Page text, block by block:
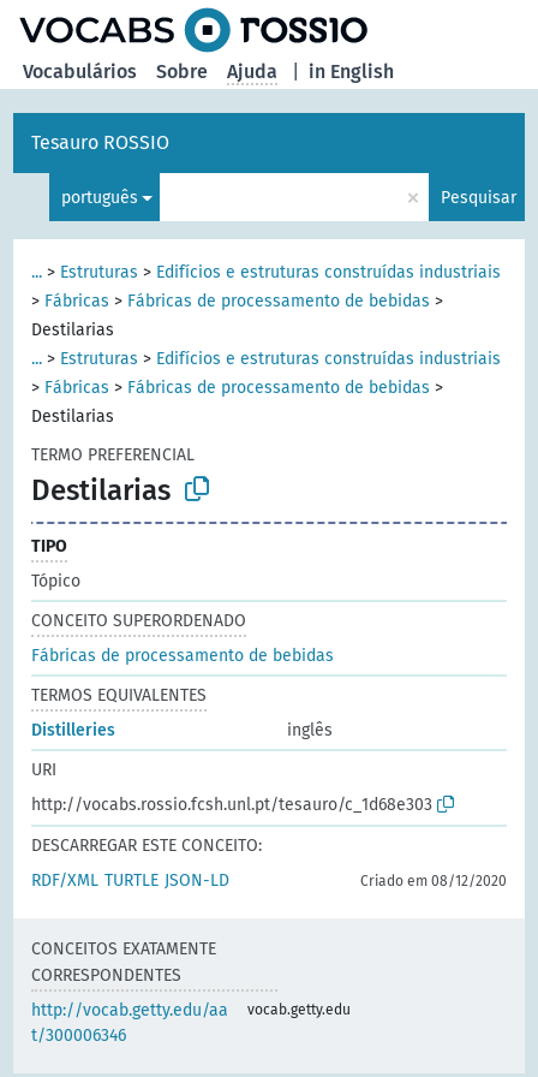
in English
Vocabulários Sobre Ajuda
Tesauro ROSSIO
português × Pesquisar
... > Estruturas > Edifícios e estruturas construídas industriais
> Fábricas > Fábricas de processamento de bebidas >
Destilarias
... > Estruturas > Edifícios e estruturas construídas industriais
> Fábricas > Fábricas de processamento de bebidas >
Destilarias
TERMO PREFERENCIAL
Destilarias
TIPO
Tópico
CONCEITO SUPERORDENADO
Fábricas de processamento de bebidas
TERMOS EQUIVALENTES
Distilleries
inglês
URI
http://vocabs.rossio.fcsh.unl.pt/tesauro/c_1d68e303
DESCARREGAR ESTE CONCEITO:
RDF/XML TURTLE JSON-LD Criado em 08/12/2020
CONCEITOS EXATAMENTE
CORRESPONDENTES
http://vocab.getty.edu/aa
t/300006346
vocab.getty.edu